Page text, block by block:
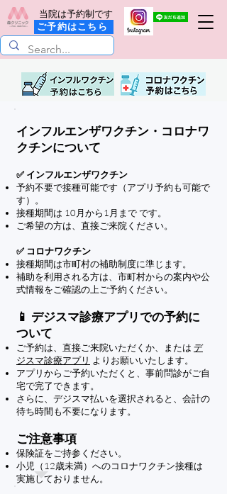
当院は予約制です
ご予約はこちら
インフルエンザワクチン・コロナワ
クチンについて
✅ インフルエンザワクチン
予約不要で接種可能です（アプリ予約も可能で
す）。
接種期間は 10月から1月まで です。
ご希望の方は、直接ご来院ください。
✅ コロナワクチン
接種期間は市町村の補助制度に準じます。
補助を利用される方は、市町村からの案内や公
式情報をご確認の上ご予約ください。
📱 デジスマ診療アプリでの予約に
ついて
ご予約は、直接ご来院いただくか、または デ
ジスマ診療アプリ よりお願いいたします。
アプリからご予約いただくと、事前問診がご自
宅で完了できます。
さらに、デジスマ払いを選択されると、会計の
待ち時間も不要になります。
ご注意事項
保険証をご持参ください。
小児（12歳未満）へのコロナワクチン接種は
実施しておりません。